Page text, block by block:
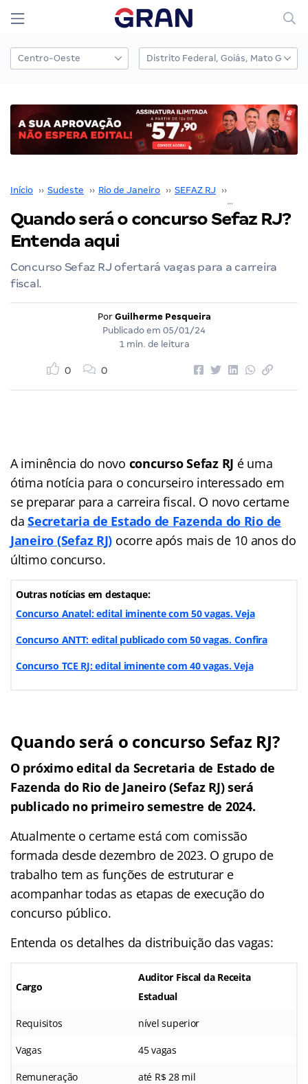
Início ›› Sudeste ›› Rio de Janeiro ›› SEFAZ RJ ››
Quando será o concurso Sefaz RJ?
Entenda aqui
Concurso Sefaz RJ ofertará vagas para a carreira
fiscal.
Por Guilherme Pesqueira
Publicado em 05/01/24
1 min. de leitura
0 0
A iminência do novo concurso Sefaz RJ é uma
ótima notícia para o concurseiro interessado em
se preparar para a carreira fiscal. O novo certame
daSecretaria de Estado de Fazenda do Rio de
Janeiro (Sefaz RJ) ocorre após mais de 10 anos do
último concurso.
Outras notícias em destaque:
Concurso Anatel: edital iminente com 50 vagas. Veja
Concurso ANTT: edital publicado com 50 vagas. Confira
Concurso TCE RJ: edital iminente com 40 vagas. Veja
Quando será o concurso Sefaz RJ?
O próximo edital da Secretaria de Estado de
Fazenda do Rio de Janeiro(Sefaz RJ) será
publicado no primeiro semestre de 2024.
Atualmente o certame está com comissão
formada desde dezembro de 2023. O grupo de
trabalho tem as funções de estruturar e
acompanhar todas as etapas de execução do
concurso público.
Entenda os detalhes da distribuição das vagas:
Cargo
Auditor Fiscal da Receita
Estadual
Requisitos nível superior
Vagas 45 vagas
Remuneração até R$ 28 mil